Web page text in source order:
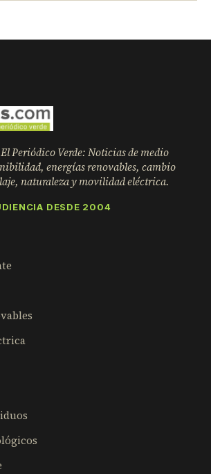
Periódico Verde: Noticias de medio
energías renovables, cambio
naturaleza y movilidad eléctrica.
DESDE 2004